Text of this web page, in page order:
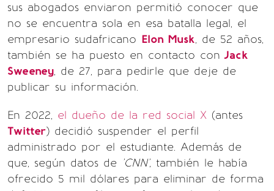
sus abogados enviaron permitió conocer que
no se encuentra sola en esa batalla legal, el
empresario sudafricano Elon Musk, de 52 años,
también se ha puesto en contacto con Jack
Sweeney, de 27, para pedirle que deje de
publicar su información.
En 2022, el dueño de la red social X (antes
Twitter) decidió suspender el perfil
administrado por el estudiante. Además de
que, según datos de 'CNN', también le había
ofrecido 5 mil dólares para eliminar de forma